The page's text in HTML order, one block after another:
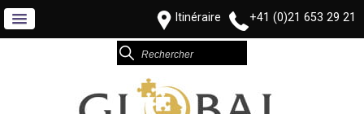
+41 (0)21 653 29 21
Itinéraire